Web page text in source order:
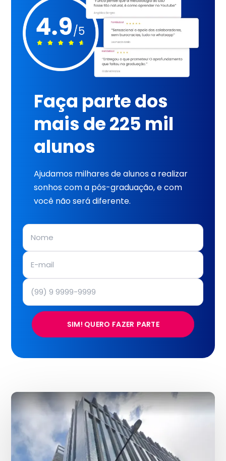
Faça parte dos
mais de 225 mil
alunos
Ajudamos milhares de alunos a realizar
sonhos com a pós-graduação, e com
você não será diferente.
SIM! QUERO FAZER PARTE